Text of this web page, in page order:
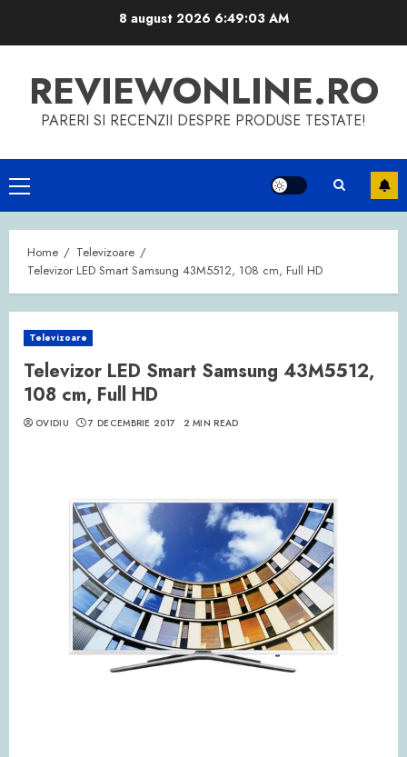
8 august 2026 6:49:04 AM
REVIEWONLINE.RO
PARERI SI RECENZII DESPRE PRODUSE TESTATE!
Primary
Menu
Home
Televizoare
Televizor LED Smart Samsung 43M5512, 108 cm, Full HD
Televizoare
Televizor LED Smart Samsung 43M5512,
108 cm, Full HD
OVIDIU 7 DECEMBRIE 2017 2 MIN READ